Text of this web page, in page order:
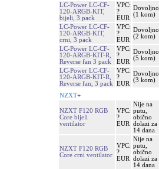
LC-Power LC-CF-
120-ARGB-KIT,
bijeli, 3 pack
VPC:
?
EUR
Dovoljno
(1 kom)
LC-Power LC-CF-
120-ARGB-KIT,
crni, 3 pack
VPC:
?
EUR
Dovoljno
(2 kom)
LC-Power LC-CF-
120-ARGB-KIT-R,
Reverse fan 3 pack
VPC:
?
EUR
Dovoljno
(5 kom)
LC-Power LC-CF-
120-ARGB-KIT-R,
Reverse fan, 3 pack
VPC:
?
EUR
Dovoljno
(3 kom)
NZXT+
NZXT F120 RGB
Core bijeli
ventilator
VPC:
?
EUR
Nije na
putu,
obično
dolazi za
14 dana
NZXT F120 RGB
Core crni ventilator
VPC:
?
EUR
Nije na
putu,
obično
dolazi za
14 dana